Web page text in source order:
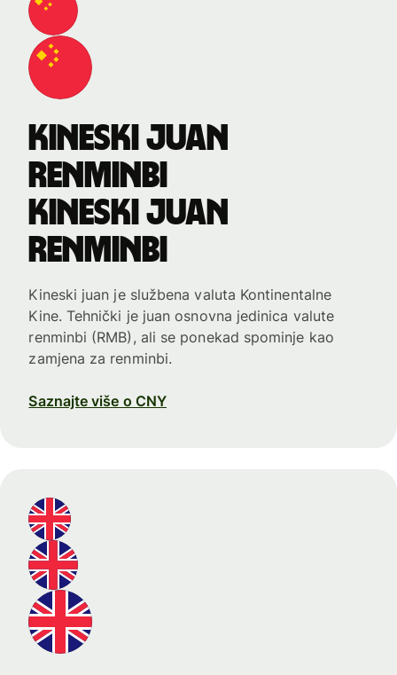
kineski juan
renminbi
kineski juan
renminbi
Kineski juan je službena valuta Kontinentalne
Kine. Tehnički je juan osnovna jedinica valute
renminbi (RMB), ali se ponekad spominje kao
zamjena za renminbi.
Saznajte više o CNY